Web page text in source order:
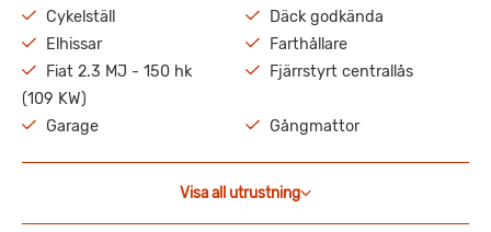
Cykelställ
Däck godkända
Elhissar
Farthållare
Fiat 2.3 MJ - 150 hk
(109 KW)
Fjärrstyrt centrallås
Garage Gångmattor
Visa all utrustning